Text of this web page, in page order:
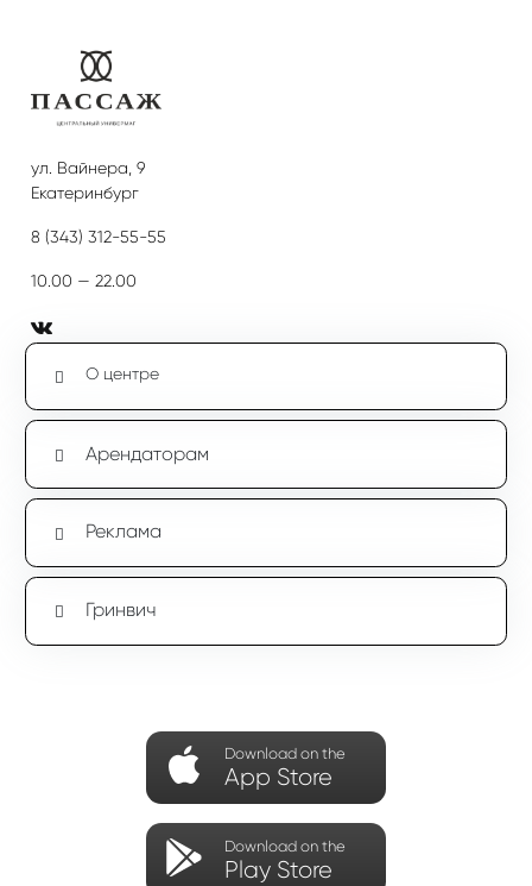
ул. Вайнера, 9
Екатеринбург
8 (343) 312-55-55
10.00 — 22.00
О центре
Арендаторам
Реклама
Гринвич
Download on the
App Store
Download on the
Play Store